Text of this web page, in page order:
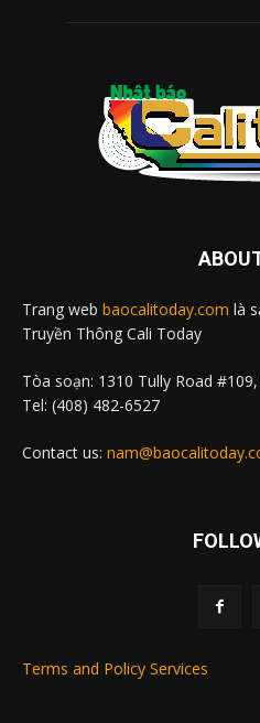
Trang web baocalitoday.com là
Truyền Thông Cali Today
Tòa soạn: 1310 Tully Road #109,
Tel: (408) 482-6527
Contact us:
Terms and Policy Services